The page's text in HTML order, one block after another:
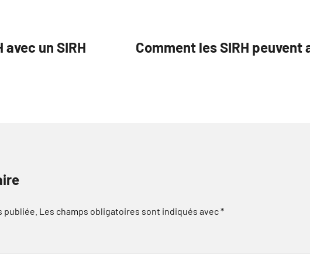
un SIRH
Comment les SIRH
publiée. Les champs obligatoires sont indiqués avec*